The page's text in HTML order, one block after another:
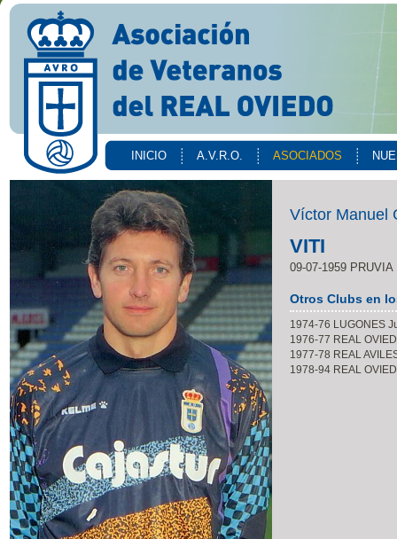
INICIO A.V.R.O. ASOCIADOS
Víctor Manuel
VITI
09-07-1959
Otros Clubs en
1974-76 LUGONES
1976-77 REAL
1977-78 REAL
1978-94 REAL